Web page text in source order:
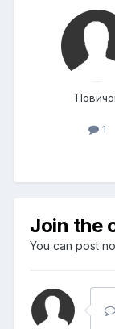
1
Join the
You can post